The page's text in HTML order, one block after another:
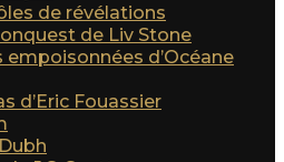
de révélations
de Liv Stone
d’Océane
d’Eric Fouassier